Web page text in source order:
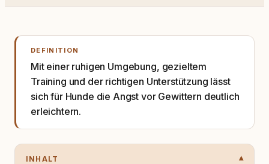
DEFINITION
Mit einer ruhigen Umgebung, gezieltem
Training und der richtigen Unterstützung lässt
sich für Hunde die Angst vor Gewittern deutlich
erleichtern.
INHALT